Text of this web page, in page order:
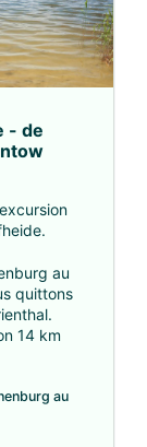
- de
au
quittons
14 km
au